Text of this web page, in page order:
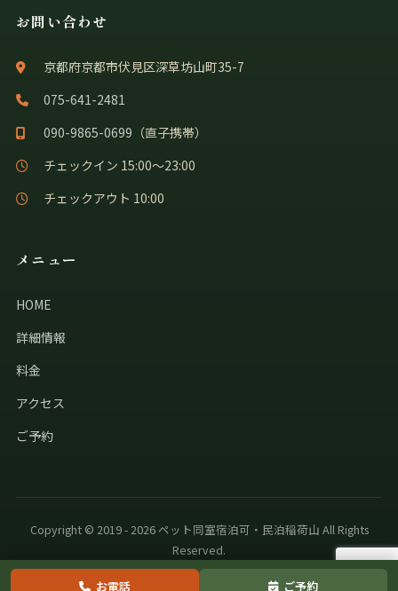
お問い合わせ
京都府京都市伏見区深草坊山町35-7
075-641-2481
090-9865-0699 （直子携帯）
チェックイン 15:00〜23:00
チェックアウト 10:00
メニュー
HOME
詳細情報
料金
アクセス
ご予約
Copyright © 2019 - 2026 ペット同室宿泊可・民泊稲荷山 All Rights
Reserved.
お電話 ご予約